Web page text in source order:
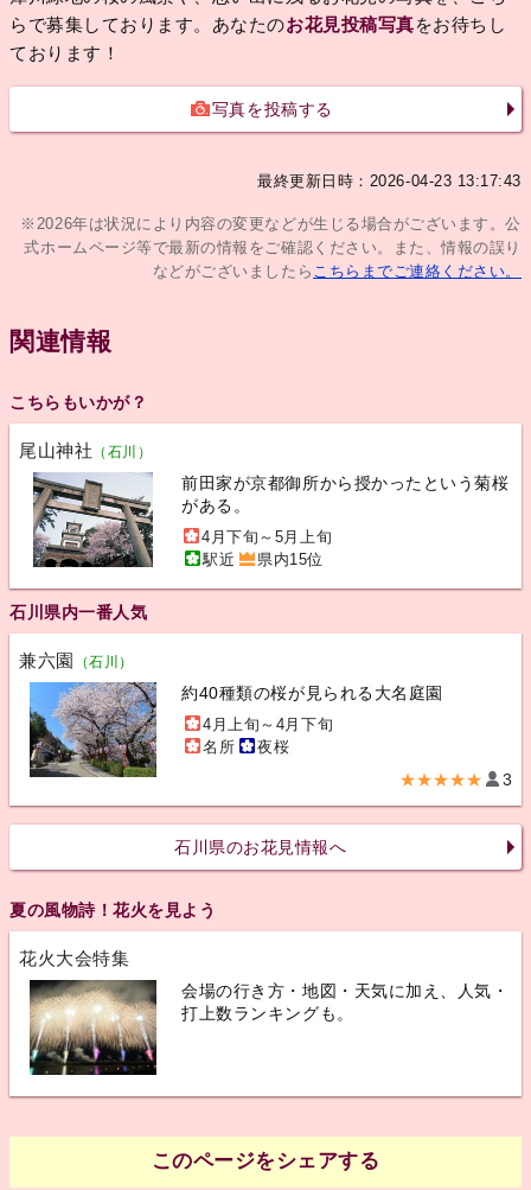
らで募集しております。あなたのお花見投稿写真をお待ちし
ております！
写真を投稿する
最終更新日時：2026-04-23 13:17:43
※2026年は状況により内容の変更などが生じる場合がございます。公
式ホームページ等で最新の情報をご確認ください。また、情報の誤り
などがございましたら こちらまでご連絡ください。
関連情報
こちらもいかが？
尾山神社 （石川）
前田家が京都御所から授かったという菊桜
がある。
4月下旬～5月上旬
駅近
県内15位
石川県内一番人気
兼六園 （石川）
約40種類の桜が見られる大名庭園
4月上旬～4月下旬
名所
夜桜
★★★★★ 3
石川県のお花見情報へ
夏の風物詩！花火を見よう
花火大会特集
会場の行き方・地図・天気に加え、人気・
打上数ランキングも。
このページをシェアする